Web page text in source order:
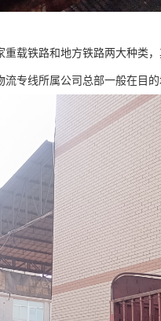
重载铁路和地方铁路两大种类
流专线所属公司总部一般在目